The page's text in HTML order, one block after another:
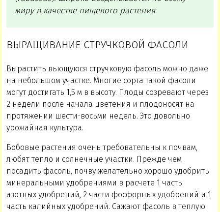
миру в качестве пищевого растения.
ВЫРАЩИВАНИЕ СТРУЧКОВОЙ ФАСОЛИ
Вырастить вьющуюся стручковую фасоль можно даже
на небольшом участке. Многие сорта такой фасоли
могут достигать 1,5 м в высоту. Плоды созревают через
2 недели после начала цветения и плодоносят на
протяжении шести-восьми недель. Это довольно
урожайная культура.
Бобовые растения очень требовательны к почвам,
любят тепло и солнечные участки. Прежде чем
посадить фасоль, почву желательно хорошо удобрить
минеральными удобрениями в расчете 1 часть
азотных удобрений, 2 части фосфорных удобрений и 1
часть калийных удобрений. Сажают фасоль в теплую